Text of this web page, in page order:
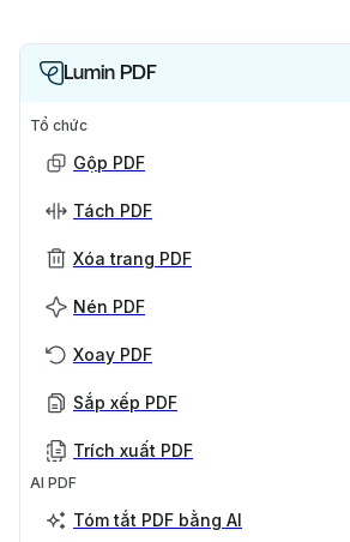
Lumin PDF
Tổ chức
Gộp PDF
Tách PDF
Xóa trang PDF
Nén PDF
Xoay PDF
Sắp xếp PDF
Trích xuất PDF
AI PDF
Tóm tắt PDF bằng AI